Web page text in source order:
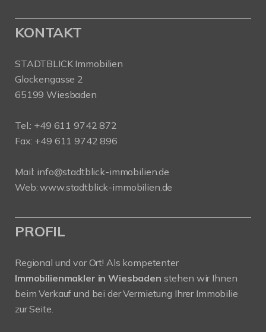
KONTAKT
STADTBLICK Immobilien
Glockengasse 2
65199 Wiesbaden
Tel.: +49 611 9742 872
Fax: +49 611 9742 896
Mail: info@stadtblick-immobilien.de
Web:www.stadtblick-immobilien.de
PROFIL
Regional und vor Ort! Als kompetenter
Immobilienmakler in Wiesbaden stehen wir Ihnen
beim Verkauf und bei der Vermietung Ihrer Immobilie
zur Seite.